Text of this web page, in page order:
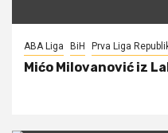
ABA Liga BiH Prva Liga
Mićo Milovanović iz